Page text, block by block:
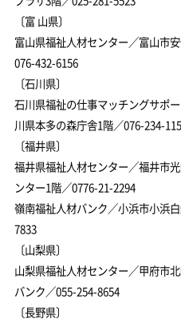
〔富 山県〕
富山県福祉人材センター／富山市
076-432-6156
〔石川県〕
石川県福祉の仕事マッチングサポ
川県本多の森庁舎1階／076-234-
〔福井県〕
福井県福祉人材センター／福井市
ンター1階／0776-21-2294
嶺南福祉人材バンク／小浜市小浜
7833
〔山梨県〕
山梨県福祉人材センター／甲府市
バンク／055-254-8654
〔長野県〕